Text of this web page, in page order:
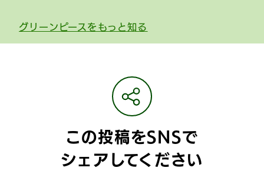
グリーンピースをもっと知る
この投稿をSNSで
シェアしてください